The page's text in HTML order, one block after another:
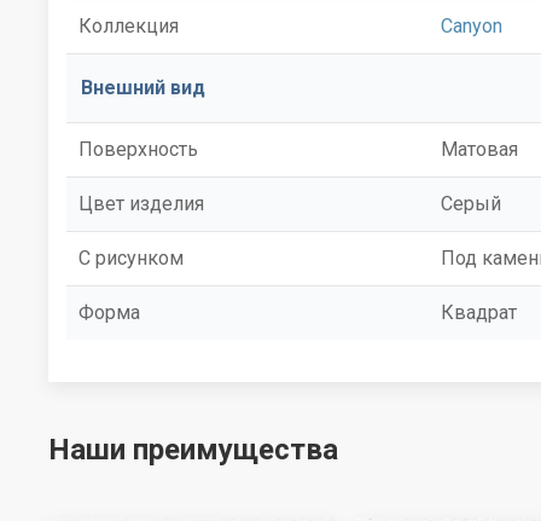
Коллекция Canyon
Внешний вид
Поверхность Матовая
Цвет изделия Серый
С рисунком Под
Форма Квадрат
Наши преимущества